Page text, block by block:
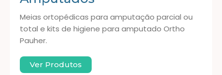
Meias ortopédicas para amputação parcial ou
total e kits de higiene para amputado Ortho
Pauher.
Ver Produtos